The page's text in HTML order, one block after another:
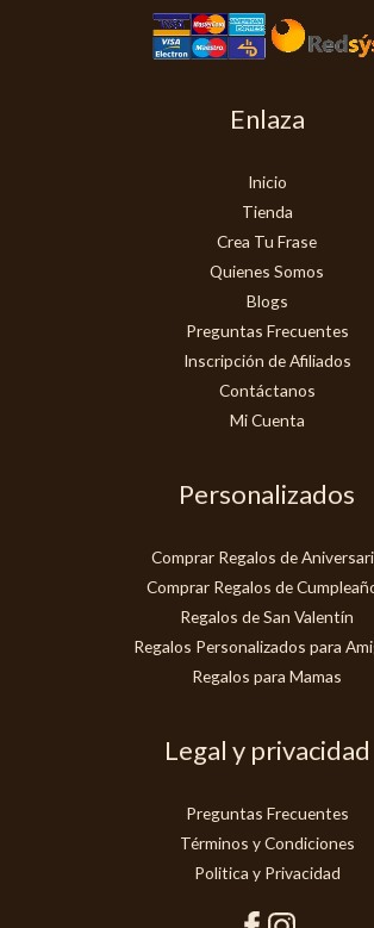
Enlaza
Inicio
Tienda
Crea Tu Frase
Quienes Somos
Blogs
Preguntas Frecuentes
Inscripción de Afiliados
Contáctanos
Mi Cuenta
Personalizados
Comprar Regalos de
Comprar Regalos de
Regalos de San Valentín
Regalos Personalizados para
Regalos para Mamas
Legal y privacidad
Preguntas Frecuentes
Términos y Condiciones
Politica y Privacidad